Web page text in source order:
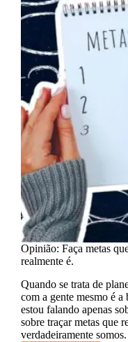
Opinião: Faça metas
realmente é.
Quando se trata de
com a gente mesmo é
estou falando apenas
sobre traçar metas que
verdadeiramente